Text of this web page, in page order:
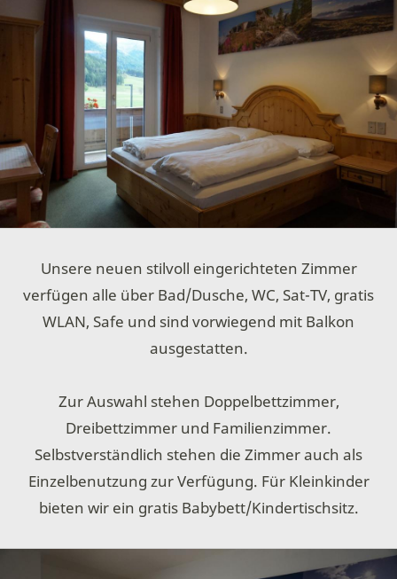
Unsere neuen stilvoll eingerichteten Zimmer
verfügen alle über Bad/Dusche, WC, Sat-TV, gratis
WLAN, Safe und sind vorwiegend mit Balkon
ausgestatten.
Zur Auswahl stehen Doppelbettzimmer,
Dreibettzimmer und Familienzimmer.
Selbstverständlich stehen die Zimmer auch als
Einzelbenutzung zur Verfügung. Für Kleinkinder
bieten wir ein gratis Babybett/Kindertischsitz.